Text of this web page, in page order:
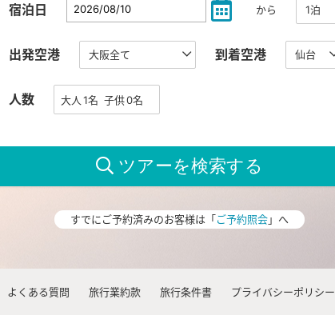
宿泊日 から
出発空港 到着空港
人数
すでにご予約済みのお客様は「ご予約照会」へ
よくある質問 旅行業約款 旅行条件書 プライバシーポリシー